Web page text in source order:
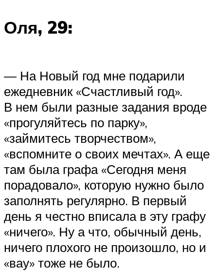
Оля, 29:
— На Новый год мне подарили
ежедневник «Счастливый год».
В нем были разные задания вроде
«прогуляйтесь по парку»,
«займитесь творчеством»,
«вспомните о своих мечтах». А еще
там была графа «Сегодня меня
порадовало», которую нужно было
заполнять регулярно. В первый
день я честно вписала в эту графу
«ничего». Ну а что, обычный день,
ничего плохого не произошло, но и
«вау» тоже не было.